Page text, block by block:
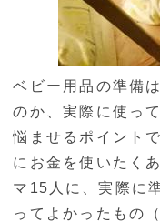
ベビー用品の準備
のか、実際に使っ
悩ませるポイント
にお金を使いたく
マ15人に、実際に
ってよかったもの